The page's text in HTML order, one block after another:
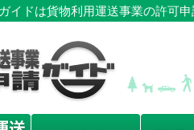
イドは貨物利用運送事業の許可